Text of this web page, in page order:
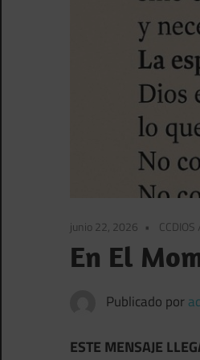
junio 22, 2026 CCDIOS
En El
Publicado por
ESTE MENSAJE